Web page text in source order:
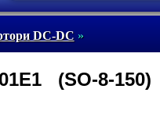
DC-DC»
(SO-8-